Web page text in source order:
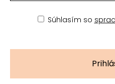
Súhlasím so